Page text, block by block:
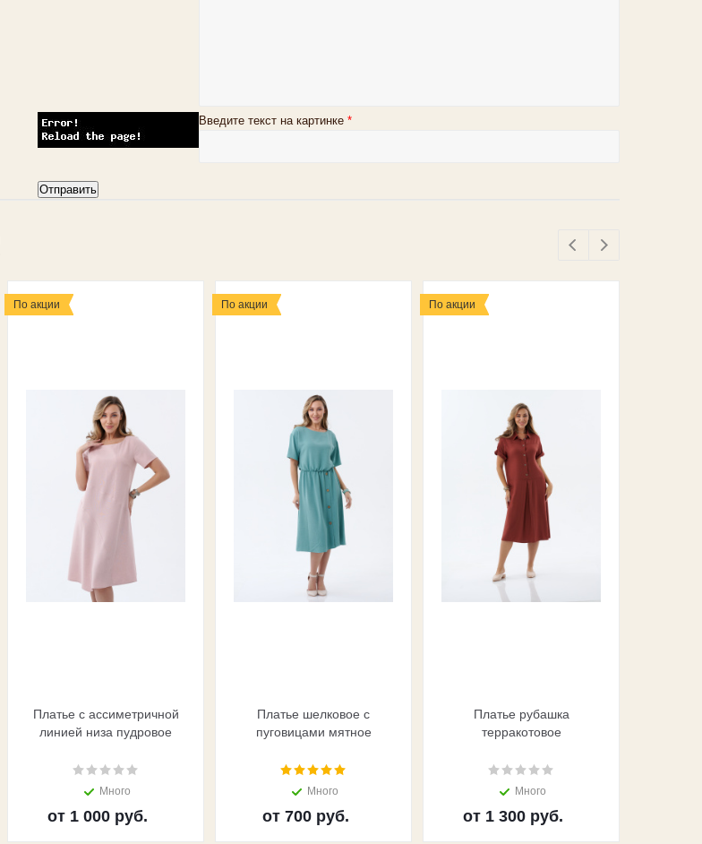
Введите текст на картинке *
По акции
Платье с ассиметричной
линией низа пудровое
Много
от 1 000 руб.
По акции
Платье шелковое с
пуговицами мятное
Много
от 700 руб.
По акции
Платье рубашка
терракотовое
Много
от 1 300 руб.